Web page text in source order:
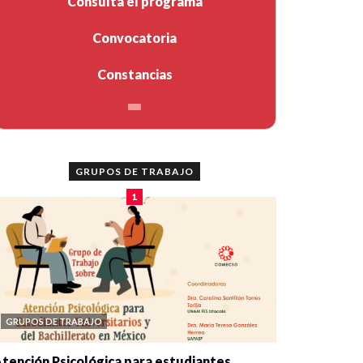
Convocatoria
Constancias
GRUPOS DE TRABAJO
1
GRUPOS DE TRABAJO